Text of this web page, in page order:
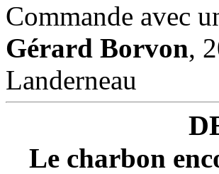
Commande avec
Gérard Borvon,
Landerneau
Le charbon